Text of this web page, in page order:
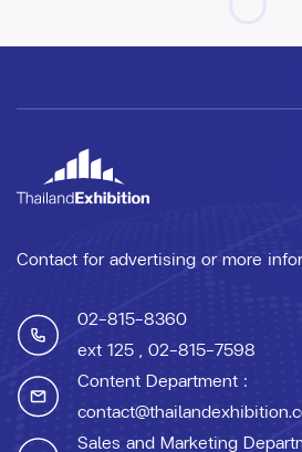
Contact for advertising or more
02-815-8360
ext 125 , 02-815-7598
Content Department :
Sales and Marketing